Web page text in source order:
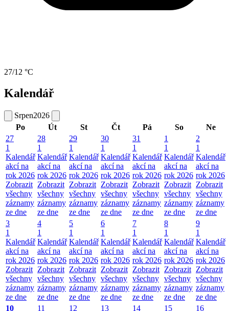
27/12 °C
Kalendář
Srpen2026
Po
Út St Čt Pá So
Ne
27
1
Kalendář
akcí na
rok 2026
Zobrazit
všechny
záznamy
ze dne
28
1
Kalendář
akcí na
rok 2026
Zobrazit
všechny
záznamy
ze dne
29
1
Kalendář
akcí na
rok 2026
Zobrazit
všechny
záznamy
ze dne
30
1
Kalendář
akcí na
rok 2026
Zobrazit
všechny
záznamy
ze dne
31
1
Kalendář
akcí na
rok 2026
Zobrazit
všechny
záznamy
ze dne
1
1
Kalendář
akcí na
rok 2026
Zobrazit
všechny
záznamy
ze dne
2
1
Kalendář
akcí na
rok 2026
Zobrazit
všechny
záznamy
ze dne
3
1
Kalendář
akcí na
rok 2026
Zobrazit
všechny
záznamy
ze dne
4
1
Kalendář
akcí na
rok 2026
Zobrazit
všechny
záznamy
ze dne
5
1
Kalendář
akcí na
rok 2026
Zobrazit
všechny
záznamy
ze dne
6
1
Kalendář
akcí na
rok 2026
Zobrazit
všechny
záznamy
ze dne
7
1
Kalendář
akcí na
rok 2026
Zobrazit
všechny
záznamy
ze dne
8
1
Kalendář
akcí na
rok 2026
Zobrazit
všechny
záznamy
ze dne
9
1
Kalendář
akcí na
rok 2026
Zobrazit
všechny
záznamy
ze dne
10
11 12 13 14 15 16